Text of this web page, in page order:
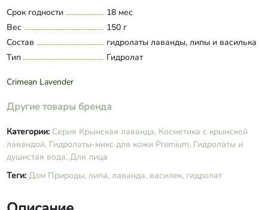
Срок годности
18 мес
Вес
150 г
Состав
гидролаты лаванды, липы и василька
Тип
Гидролат
Crimean Lavender
Другие товары бренда
Категории: Серия Крымская лаванда, Косметика с крымской
лавандой, Гидролаты-микс для кожи Premium, Гидролаты и
душистая вода, Для лица
Теги: Дом Природы, липа, лаванда, василек, гидролат